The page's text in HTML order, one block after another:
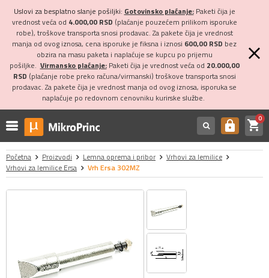
Uslovi za besplatno slanje pošiljki: Gotovinsko plaćanje:Paketi čija je
vrednost veća od 4.000,00 RSD (plaćanje pouzećem prilikom isporuke
robe), troškove transporta snosi prodavac. Za pakete čija je vrednost
manja od ovog iznosa, cena isporuke je fiksna i iznosi 600,00 RSD bez
obzira na masu paketa i naplaćuje se kupcu po prijemu
pošiljke. Virmansko plaćanje:Paketi čija je vrednost veća od 20.000,00
RSD (plaćanje robe preko računa/virmanski) troškove transporta snosi
prodavac. Za pakete čija je vrednost manja od ovog iznosa, isporuka se
naplaćuje po redovnom cenovniku kurirske službe.
https shopping_cart0
Početna Proizvodi Lemna oprema i pribor
Vrhovi za lemilice
Vrhovi za lemilice Ersa
Vrh Ersa 302MZ